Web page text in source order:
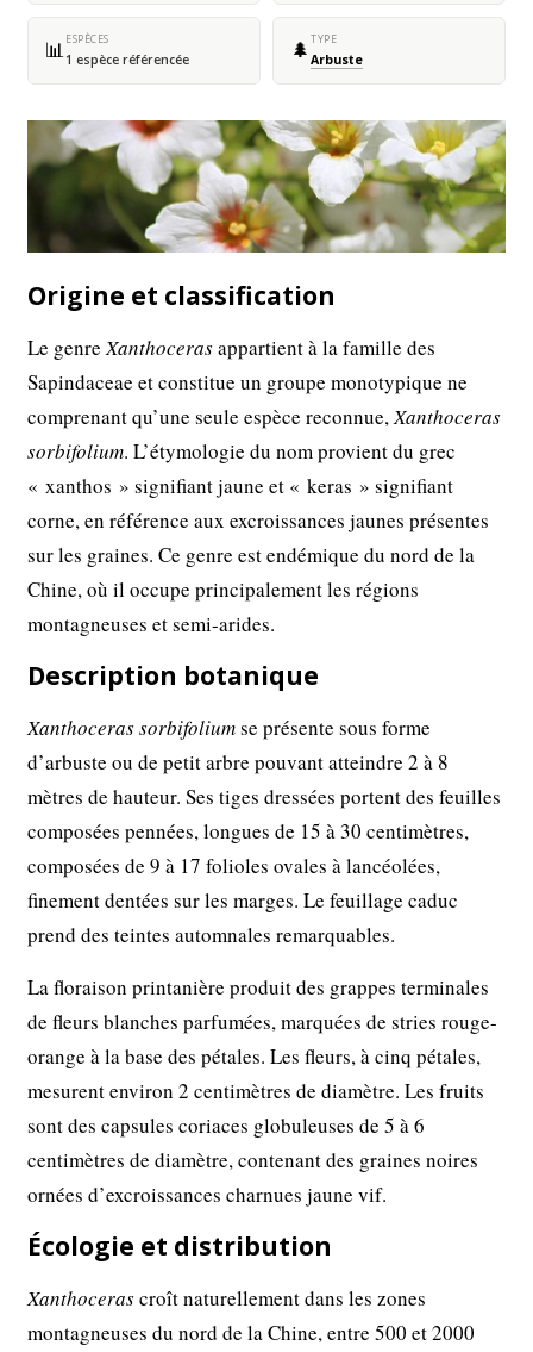
📊ESPÈCES
1 espèce référencée 🌲 TYPE
Arbuste
Origine et classification
Le genreXanthocerasappartient à la famille des
Sapindaceae et constitue un groupe monotypique ne
comprenant qu’une seule espèce reconnue,Xanthoceras
sorbifolium. L’étymologie du nom provient du grec
« xanthos » signifiant jaune et « keras » signifiant
corne, en référence aux excroissances jaunes présentes
sur les graines. Ce genre est endémique du nord de la
Chine, où il occupe principalement les régions
montagneuses et semi-arides.
Description botanique
Xanthoceras sorbifoliumse présente sous forme
d’arbuste ou de petit arbre pouvant atteindre 2 à 8
mètres de hauteur. Ses tiges dressées portent des feuilles
composées pennées, longues de 15 à 30 centimètres,
composées de 9 à 17 folioles ovales à lancéolées,
finement dentées sur les marges. Le feuillage caduc
prend des teintes automnales remarquables.
La floraison printanière produit des grappes terminales
de fleurs blanches parfumées, marquées de stries rouge-
orange à la base des pétales. Les fleurs, à cinq pétales,
mesurent environ 2 centimètres de diamètre. Les fruits
sont des capsules coriaces globuleuses de 5 à 6
centimètres de diamètre, contenant des graines noires
ornées d’excroissances charnues jaune vif.
Écologie et distribution
Xanthocerascroît naturellement dans les zones
montagneuses du nord de la Chine, entre 500 et 2000